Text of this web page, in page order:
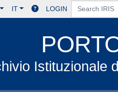
IT LOGIN
Istituzionale